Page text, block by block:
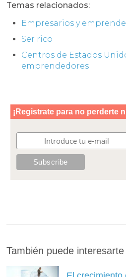
Temas relacionados:
Empresarios y
Ser rico
Centros de Estados
emprendedores
También puede interesarte